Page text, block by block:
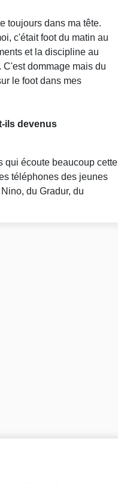
toujours dans ma tête.
c'était foot du matin au
et la discipline au
dommage mais du
le foot dans mes
ils devenus
qui écoute beaucoup cette
téléphones des jeunes
du Gradur, du